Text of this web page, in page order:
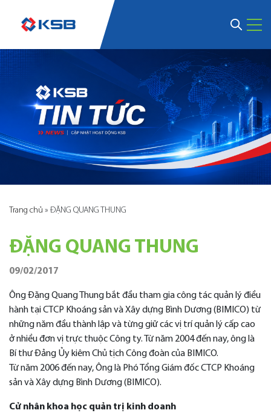
Trang chủ » ĐẶNG QUANG THUNG
ĐẶNG QUANG THUNG
09/02/2017
Ông Đặng Quang Thung bắt đầu tham gia công tác quản lý điều
hành tại CTCP Khoáng sản và Xây dựng Bình Dương (BIMICO) từ
những năm đầu thành lập và từng giữ các vị trí quản lý cấp cao
ở nhiều đơn vị trực thuộc Công ty. Từ năm 2004 đến nay, ông là
Bí thư Đảng Ủy kiêm Chủ tịch Công đoàn của BIMICO.
Từ năm 2006 đến nay, Ông là Phó Tổng Giám đốc CTCP Khoáng
sản và Xây dựng Bình Dương (BIMICO).
Cử nhân khoa học quản trị kinh doanh